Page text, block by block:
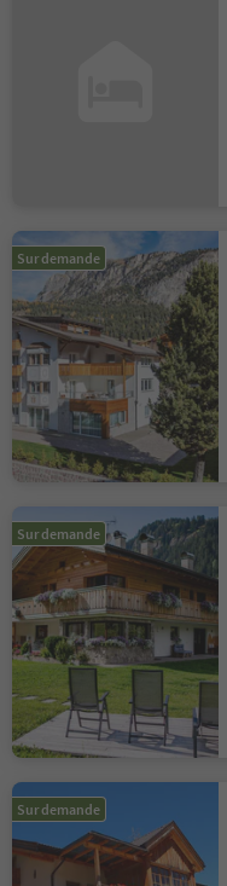
Sur demande
Sur demande
Sur demande